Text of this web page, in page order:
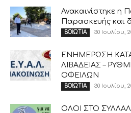
Ανακαινίστηκε η
Παρασκευής και
ΒΟΙΩΤΙΑ 30 Ιουλίου,
ΕΝΗΜΕΡΩΣΗ
ΛΙΒΑΔΕΙΑΣ –
ΟΦΕΙΛΩΝ
ΒΟΙΩΤΙΑ 30 Ιουλίου,
ΟΛΟΙ ΣΤΟ